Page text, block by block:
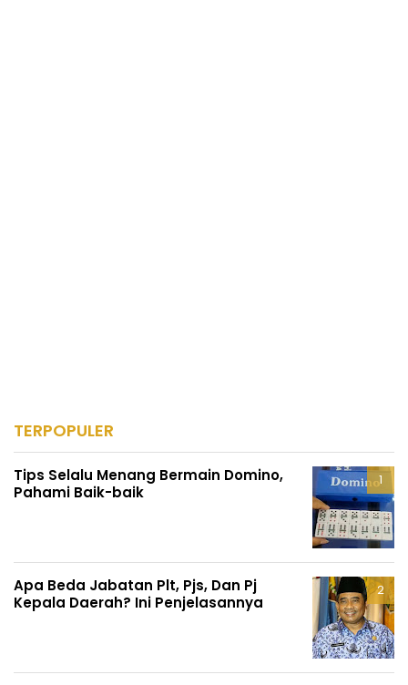
TERPOPULER
Tips Selalu Menang Bermain Domino,
Pahami Baik-baik
Apa Beda Jabatan Plt, Pjs, Dan Pj
Kepala Daerah? Ini Penjelasannya